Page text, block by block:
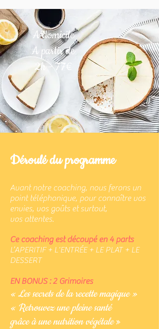
A domicile
A partir de
2h - 77€
Déroulé du programme
Avant notre coaching, nous ferons un
point téléphonique, pour connaître vos
envies, vos goûts et surtout,
vos attentes.
Ce coaching est découpé en 4 parts
L’APERITIF + L'ENTRÉE + LE PLAT + LE
DESSERT
EN BONUS : 2 Grimoires
« Les secrets de la recette magique »
« Retrouvez une pleine santé
grâceàune nutrition végétale»